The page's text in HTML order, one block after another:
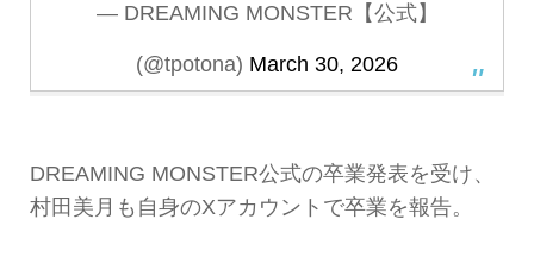
— DREAMING MONSTER【公式】
(@tpotona) March 30, 2026
DREAMING MONSTER公式の卒業発表を受け、
村田美月も自身のXアカウントで卒業を報告。